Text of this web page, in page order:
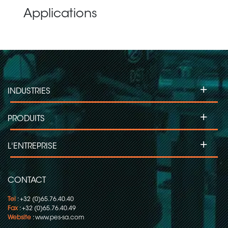
Applications
CONTACT
Tel: +32 (0)65.76.40.40
Fax: +32 (0)65.76.40.49
Website:www.pes-sa.com
INDUSTRIES +
PRODUITS +
L'ENTREPRISE +